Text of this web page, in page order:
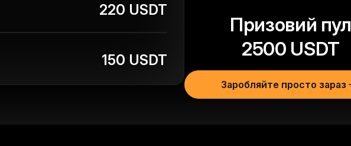
220 USDT
150 USDT
Призовий пул
2500 USDT
Заробляйте просто зараз
трейдингу з $20 USDT
ареєструйтесь, внесіть депозит й отримайте $20
Приєднатися